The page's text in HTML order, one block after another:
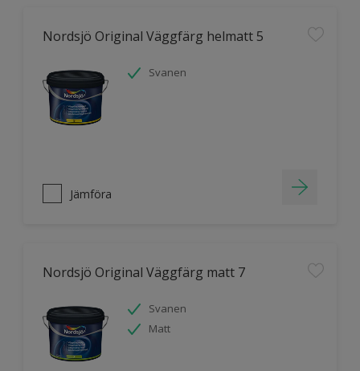
Nordsjö Original Väggfärg helmatt 5
Svanen
Jämföra
Nordsjö Original Väggfärg matt 7
Svanen
Matt